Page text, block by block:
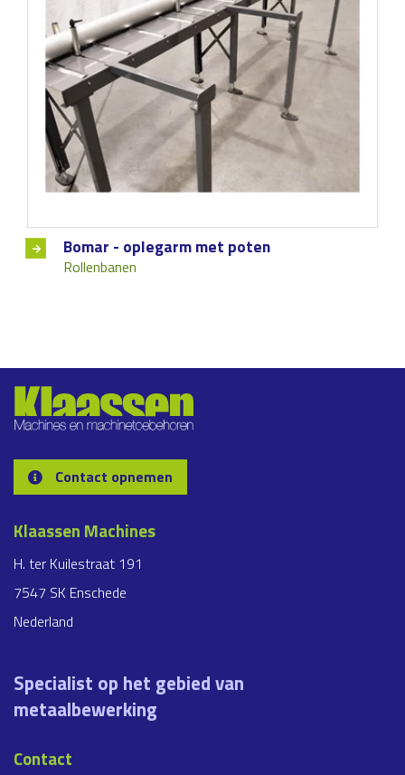
Bomar - oplegarm met poten
Rollenbanen
Contact opnemen
Klaassen Machines
H. ter Kuilestraat 191
7547 SK Enschede
Nederland
Specialist op het gebied van
metaalbewerking
Contact